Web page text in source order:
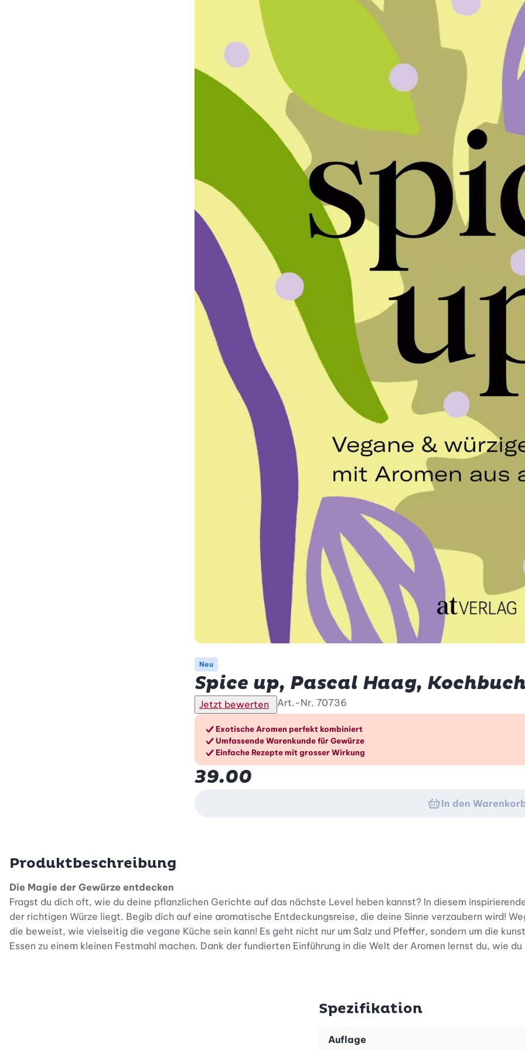
Neu
Spice up, Pascal Haag,
Jetzt bewerten Art.-Nr. 70736
Die Vorteile im Überblick
Exotische Aromen perfekt kombiniert
Umfassende Warenkunde für Gewürze
Einfache Rezepte mit grosser Wirkung
39.00
In den
Produktbeschreibung
Die Magie der Gewürze entdecken
Fragst du dich oft, wie du deine pflanzlichen Gerichte auf das nächste Level heben kannst? In diesem
der richtigen Würze liegt. Begib dich auf eine aromatische Entdeckungsreise, die deine Sinne verzaubern wird!
die beweist, wie vielseitig die vegane Küche sein kann! Es geht nicht nur um Salz und Pfeffer, sondern um die
Essen zu einem kleinen Festmahl machen. Dank der fundierten Einführung in die Welt der Aromen lernst du, wie
Kurkuma oder edlen Zimt besser zu verstehen. Erfahre, welche Gewürzmischungen wie das exotische Dukkah
Lieblingszutaten harmonieren. Pascal Haag teilt seine Expertise über den Einkauf und die optimale Lagerung,
Spezifikation
Auflage